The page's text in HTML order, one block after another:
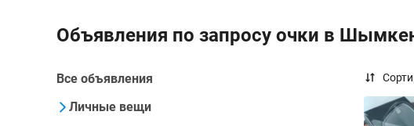
Объявления по запросу очки в
Все объявления
Личные вещи